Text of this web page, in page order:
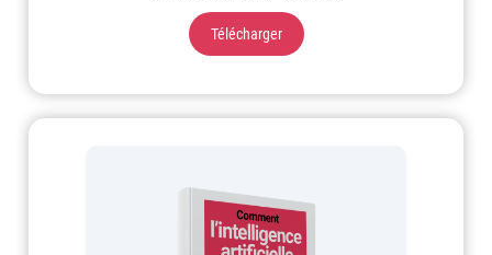
Télécharger